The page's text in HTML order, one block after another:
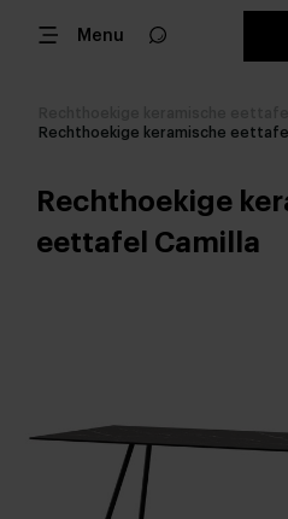
Menu
Rechthoekige keramische
Rechthoekige
eettafel Camilla